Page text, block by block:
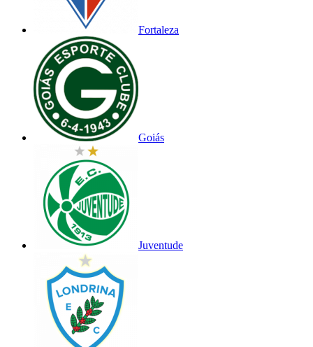
Fortaleza
Goiás
Juventude